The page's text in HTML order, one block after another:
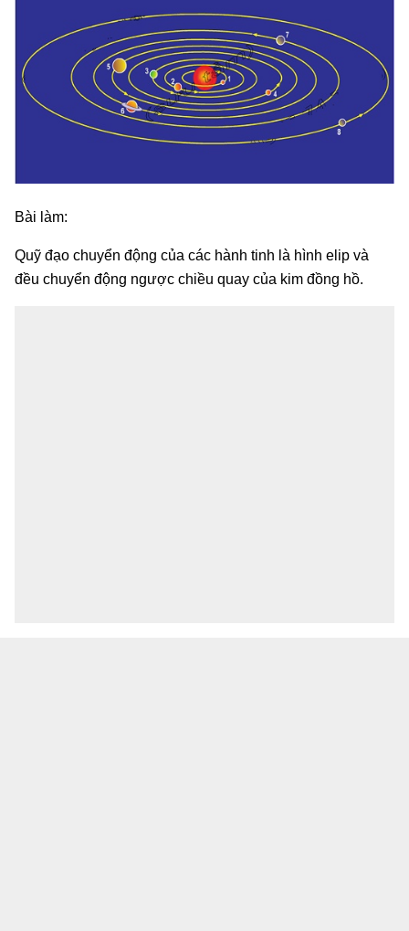
Bài làm:
Quỹ đạo chuyển động của các hành tinh là hình elip và
đều chuyển động ngược chiều quay của kim đồng hồ.